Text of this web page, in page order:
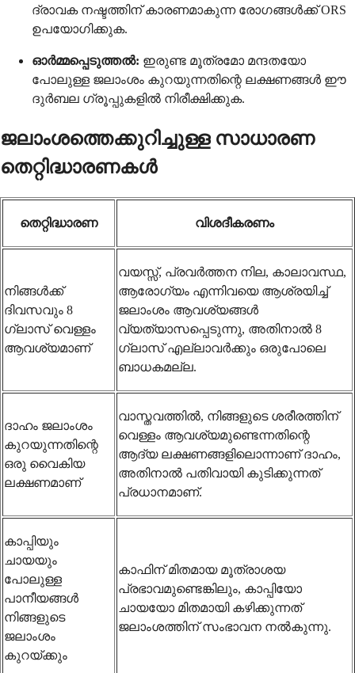
ദ്രാവക നഷ്ടത്തിന് കാരണമാകുന്ന രോഗങ്ങൾക്ക് ORS
ഉപയോഗിക്കുക.
ഓർമ്മപ്പെടുത്തൽ: ഇരുണ്ട മൂത്രമോ മന്ദതയോ
പോലുള്ള ജലാംശം കുറയുന്നതിന്റെ ലക്ഷണങ്ങൾ ഈ
ദുർബല ഗ്രൂപ്പുകളിൽ നിരീക്ഷിക്കുക.
ജലാംശത്തെക്കുറിച്ചുള്ള സാധാരണ
തെറ്റിദ്ധാരണകൾ
തെറ്റിദ്ധാരണ വിശദീകരണം
നിങ്ങൾക്ക്
ദിവസവും 8
ഗ്ലാസ് വെള്ളം
ആവശ്യമാണ്
വയസ്സ്, പ്രവർത്തന നില, കാലാവസ്ഥ,
ആരോഗ്യം എന്നിവയെ ആശ്രയിച്ച്
ജലാംശം ആവശ്യങ്ങൾ
വ്യത്യാസപ്പെടുന്നു, അതിനാൽ 8
ഗ്ലാസ് എല്ലാവർക്കും ഒരുപോലെ
ബാധകമല്ല.
ദാഹം ജലാംശം
കുറയുന്നതിന്റെ
ഒരു വൈകിയ
ലക്ഷണമാണ്
വാസ്തവത്തിൽ, നിങ്ങളുടെ ശരീരത്തിന്
വെള്ളം ആവശ്യമുണ്ടെന്നതിന്റെ
ആദ്യ ലക്ഷണങ്ങളിലൊന്നാണ് ദാഹം,
അതിനാൽ പതിവായി കുടിക്കുന്നത്
പ്രധാനമാണ്.
കാപ്പിയും
ചായയും
പോലുള്ള
പാനീയങ്ങൾ
നിങ്ങളുടെ
ജലാംശം
കുറയ്ക്കും
കാഫിന് മിതമായ മൂത്രാശയ
പ്രഭാവമുണ്ടെങ്കിലും, കാപ്പിയോ
ചായയോ മിതമായി കഴിക്കുന്നത്
ജലാംശത്തിന് സംഭാവന നൽകുന്നു.